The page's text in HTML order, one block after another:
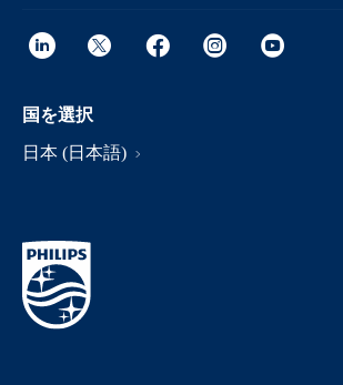
国を選択
日本 (日本語)